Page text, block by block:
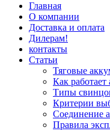
Главная
О компании
Доставка и оплата
Дилерам!
контакты
Статьи
Тяговые
Как работает
Типы
Критерии
Соединение
Правила